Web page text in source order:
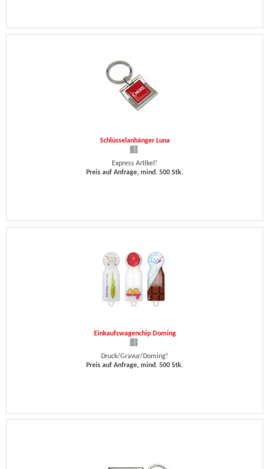
Schlüsselanhänger Luna
Express Artikel!
Preis auf Anfrage, mind. 500 Stk.
Einkaufswagenchip Doming
Druck/Gravur/Doming!
Preis auf Anfrage, mind. 500 Stk.